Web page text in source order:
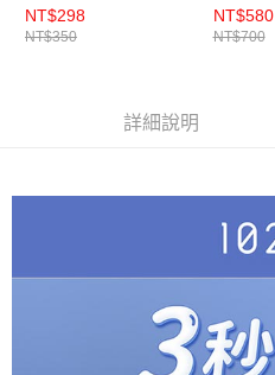
NT$298
NT$350
NT$580
NT$700
詳細說明